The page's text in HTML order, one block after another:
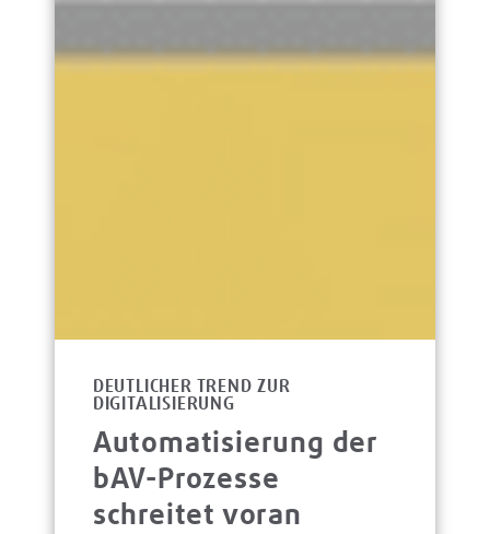
DEUTLICHER TREND ZUR
DIGITALISIERUNG
Automatisierung der
bAV-Prozesse
schreitet voran